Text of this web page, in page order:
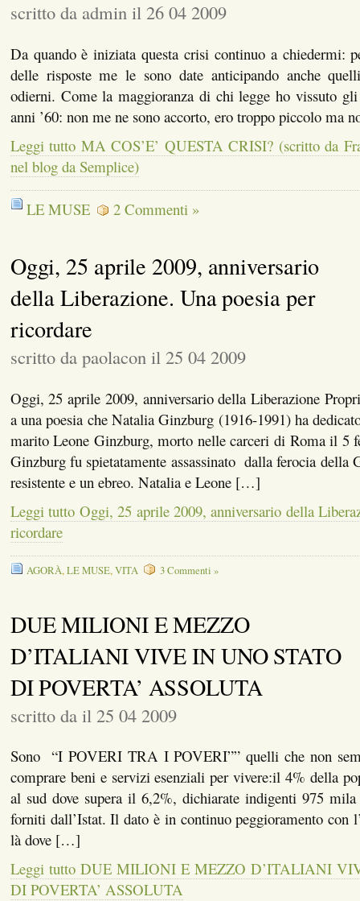
scritto da admin il 26 04 2009
Da quando è iniziata questa crisi continuo a chiedermi:
delle risposte me le sono date anticipando anche
odierni. Come la maggioranza di chi legge ho vissuto
anni ’60: non me ne sono accorto, ero troppo piccolo ma
Leggi tutto MA COS’E’ QUESTA CRISI? (scritto da
nel blog da Semplice)
LE MUSE 2 Commenti »
Oggi, 25 aprile 2009, anniversario
della Liberazione. Una poesia per
ricordare
scritto da paolacon il 25 04 2009
Oggi, 25 aprile 2009, anniversario della Liberazione
a una poesia che Natalia Ginzburg (1916-1991) ha
marito Leone Ginzburg, morto nelle carceri di Roma il 5
Ginzburg fu spietatamente assassinato dalla ferocia della
resistente e un ebreo. Natalia e Leone […]
Leggi tutto Oggi, 25 aprile 2009, anniversario della
ricordare
AGORÀ,LE MUSE,VITA 3 Commenti »
DUE MILIONI E MEZZO
D’ITALIANI VIVE IN UNO STATO
DI POVERTA’ ASSOLUTA
scritto da il 25 04 2009
Sono “I POVERI TRA I POVERI”” quelli che non
comprare beni e servizi esenziali per vivere:il 4% della
al sud dove supera il 6,2%, dichiarate indigenti 975
forniti dall’Istat. Il dato è in continuo peggioramento con
là dove […]
Leggi tutto DUE MILIONI E MEZZO D’ITALIANI
DI POVERTA’ ASSOLUTA